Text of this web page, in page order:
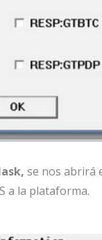
se nos abrirá
a la plataforma.